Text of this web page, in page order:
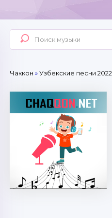
Чаккон »Узбекские песни 2022